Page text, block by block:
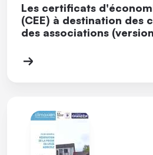
Les certificats
(CEE) à destination des
des associations